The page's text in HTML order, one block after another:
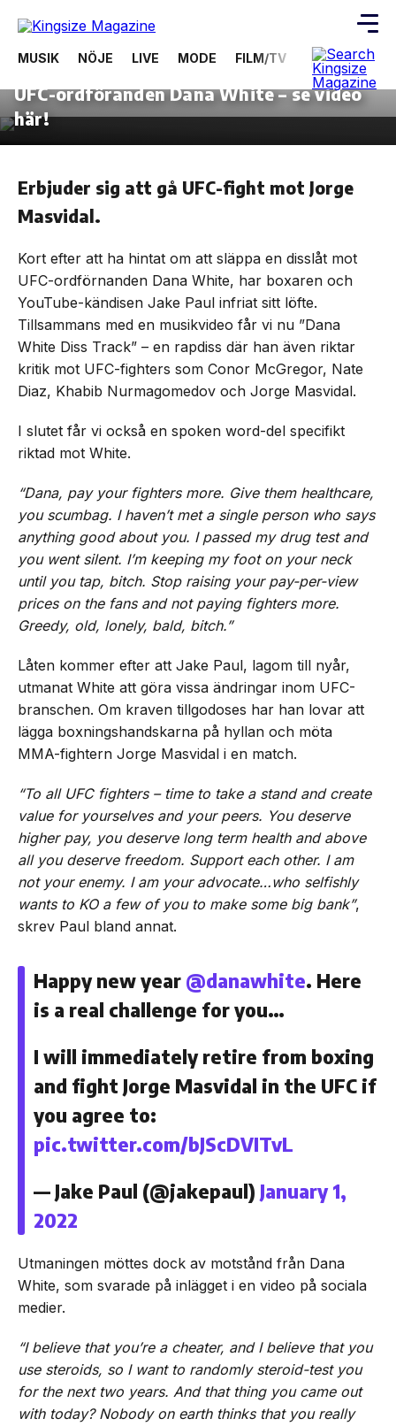
Skip
the
MUSIK NÖJE LIVE MODE FILM/TV VIDEOS
Jake Paul släpper rap-diss riktad mot
UFC-ordföranden Dana White – se video
här!
Erbjuder sig att gå UFC-fight mot Jorge
Masvidal.
Kort efter att ha hintat om att släppa en disslåt mot
UFC-ordförnanden Dana White, har boxaren och
YouTube-kändisen Jake Paul infriat sitt löfte.
Tillsammans med en musikvideo får vi nu ”Dana
White Diss Track” – en rapdiss där han även riktar
kritik mot UFC-fighters som Conor McGregor, Nate
Diaz, Khabib Nurmagomedov och Jorge Masvidal.
I slutet får vi också en spoken word-del specifikt
riktad mot White.
“Dana, pay your fighters more. Give them healthcare,
you scumbag. I haven’t met a single person who says
anything good about you. I passed my drug test and
you went silent. I’m keeping my foot on your neck
until you tap, bitch. Stop raising your pay-per-view
prices on the fans and not paying fighters more.
Greedy, old, lonely, bald, bitch.”
Låten kommer efter att Jake Paul, lagom till nyår,
utmanat White att göra vissa ändringar inom UFC-
branschen. Om kraven tillgodoses har han lovar att
lägga boxningshandskarna på hyllan och möta
MMA-fightern Jorge Masvidal i en match.
“To all UFC fighters – time to take a stand and create
value for yourselves and your peers. You deserve
higher pay, you deserve long term health and above
all you deserve freedom. Support each other. I am
not your enemy. I am your advocate…who selfishly
wants to KO a few of you to make some big bank”,
skrev Paul bland annat.
Happy new year @danawhite. Here
is a real challenge for you…
I will immediately retire from boxing
and fight Jorge Masvidal in the UFC if
you agree to:
pic.twitter.com/bJScDVITvL
— Jake Paul (@jakepaul) January 1,
2022
Utmaningen möttes dock av motstånd från Dana
White, som svarade på inlägget i en video på sociala
medier.
“I believe that you’re a cheater, and I believe that you
use steroids, so I want to randomly steroid-test you
for the next two years. And that thing you came out
with today? Nobody on earth thinks that you really